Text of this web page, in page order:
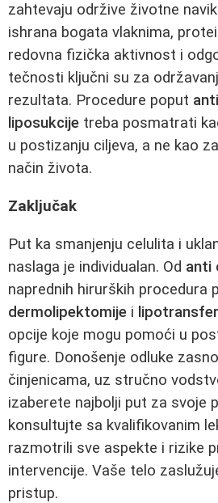
zahtevaju održive životne
ishrana bogata vlaknima,
redovna fizička aktivnost i
tečnosti ključni su za
rezultata. Procedure poput
liposukcije treba posmatrati
u postizanju ciljeva, a ne kao
način života.
Zaključak
Put ka smanjenju celulita i
naslaga je individualan. Od anti
naprednih hirurških procedura
dermolipektomije i
opcije koje mogu pomoći u
figure. Donošenje odluke
činjenicama, uz stručno
izaberete najbolji put za svoje
konsultujte sa kvalifikovanim
razmotrili sve aspekte i rizike
intervencije. Vaše telo
pristup.